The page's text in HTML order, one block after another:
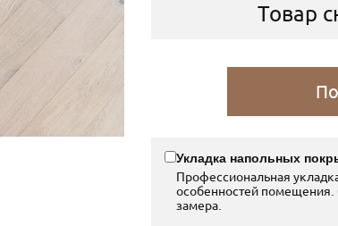
Товар
Укладка напольных
Профессиональная
особенностей помещения.
замера.